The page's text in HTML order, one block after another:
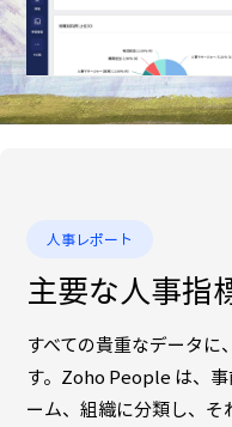
人事レポート
主要な人事指
すべての貴重なデータに
す。Zoho People は、
ーム、組織に分類し、